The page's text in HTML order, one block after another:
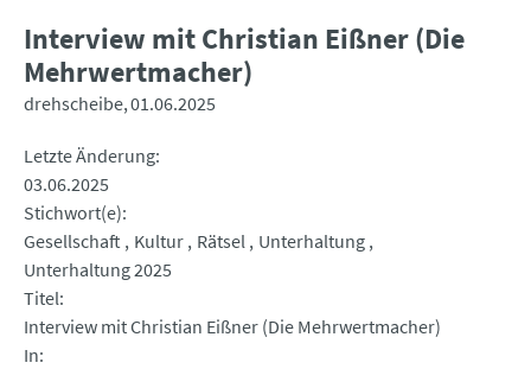
Interview mit Christian Eißner (Die
Mehrwertmacher)
drehscheibe 01.06.2025
Letzte Änderung
03.06.2025
Stichwort(e)
Gesellschaft Kultur Rätsel Unterhaltung
Unterhaltung 2025
Titel
Interview mit Christian Eißner (Die Mehrwertmacher)
In